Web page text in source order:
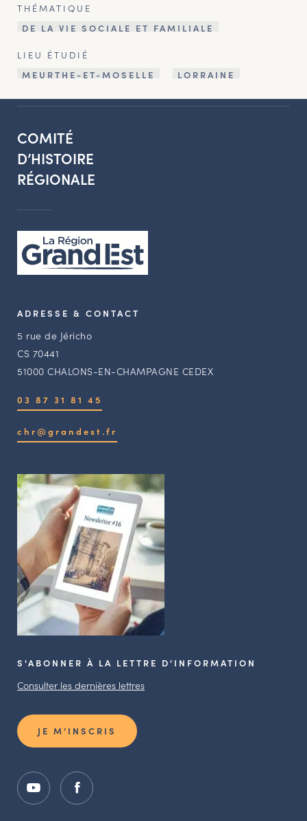
THÉMATIQUE
DE LA VIE SOCIALE ET FAMILIALE
LIEU ÉTUDIÉ
MEURTHE-ET-MOSELLE
LORRAINE
COMITÉ
D’HISTOIRE
RÉGIONALE
ADRESSE & CONTACT
5 rue de Jéricho
CS 70441
51000 CHALONS-EN-CHAMPAGNE CEDEX
03 87 31 81 45
chr@grandest.fr
S'ABONNER À LA LETTRE D'INFORMATION
Consulter les dernières lettres
JE M’INSCRIS